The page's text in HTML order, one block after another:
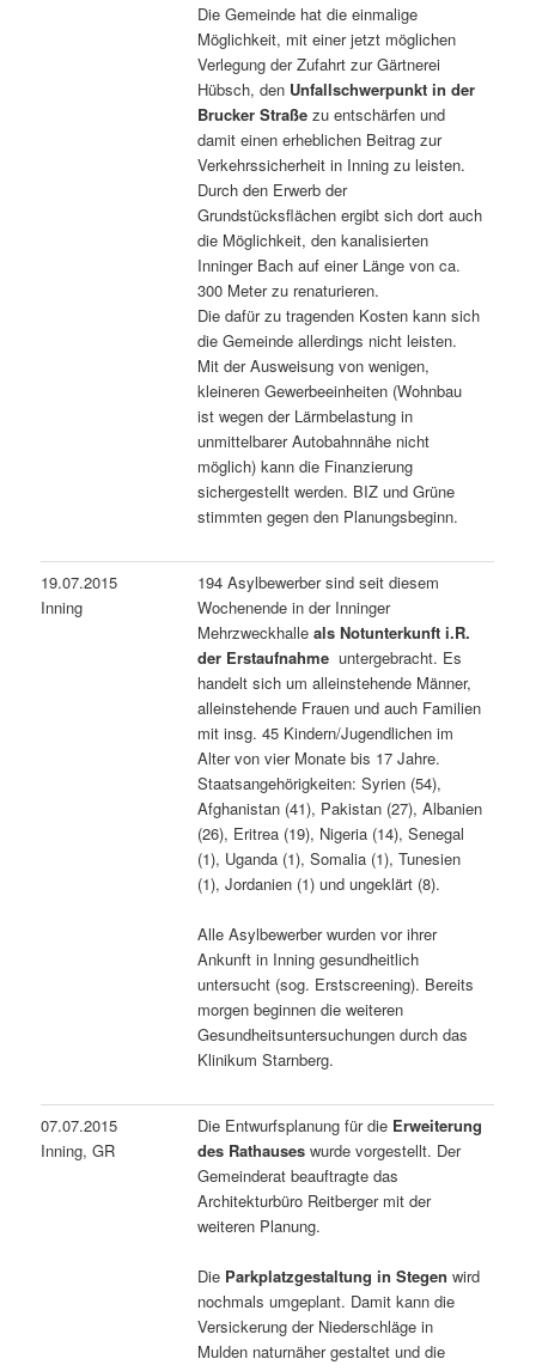
Die Gemeinde hat die einmalige
Möglichkeit, mit einer jetzt möglichen
Verlegung der Zufahrt zur Gärtnerei
Hübsch, den Unfallschwerpunkt in der
Brucker Straße zu entschärfen und
damit einen erheblichen Beitrag zur
Verkehrssicherheit in Inning zu leisten.
Durch den Erwerb der
Grundstücksflächen ergibt sich dort auch
die Möglichkeit, den kanalisierten
Inninger Bach auf einer Länge von ca.
300 Meter zu renaturieren.
Die dafür zu tragenden Kosten kann sich
die Gemeinde allerdings nicht leisten.
Mit der Ausweisung von wenigen,
kleineren Gewerbeeinheiten (Wohnbau
ist wegen der Lärmbelastung in
unmittelbarer Autobahnnähe nicht
möglich) kann die Finanzierung
sichergestellt werden. BIZ und Grüne
stimmten gegen den Planungsbeginn.
19.07.2015
Inning
194 Asylbewerber sind seit diesem
Wochenende in der Inninger
Mehrzweckhalleals Notunterkunft i.R.
der Erstaufnahme untergebracht. Es
handelt sich um alleinstehende Männer,
alleinstehende Frauen und auch Familien
mit insg. 45 Kindern/Jugendlichen im
Alter von vier Monate bis 17 Jahre.
Staatsangehörigkeiten: Syrien (54),
Afghanistan (41), Pakistan (27), Albanien
(26), Eritrea (19), Nigeria (14), Senegal
(1), Uganda (1), Somalia (1), Tunesien
(1), Jordanien (1) und ungeklärt (8).
Alle Asylbewerber wurden vor ihrer
Ankunft in Inning gesundheitlich
untersucht (sog. Erstscreening). Bereits
morgen beginnen die weiteren
Gesundheitsuntersuchungen durch das
Klinikum Starnberg.
07.07.2015
Inning, GR
Die Entwurfsplanung für die Erweiterung
des Rathauses wurde vorgestellt. Der
Gemeinderat beauftragte das
Architekturbüro Reitberger mit der
weiteren Planung.
Die Parkplatzgestaltung in Stegen wird
nochmals umgeplant. Damit kann die
Versickerung der Niederschläge in
Mulden naturnäher gestaltet und die